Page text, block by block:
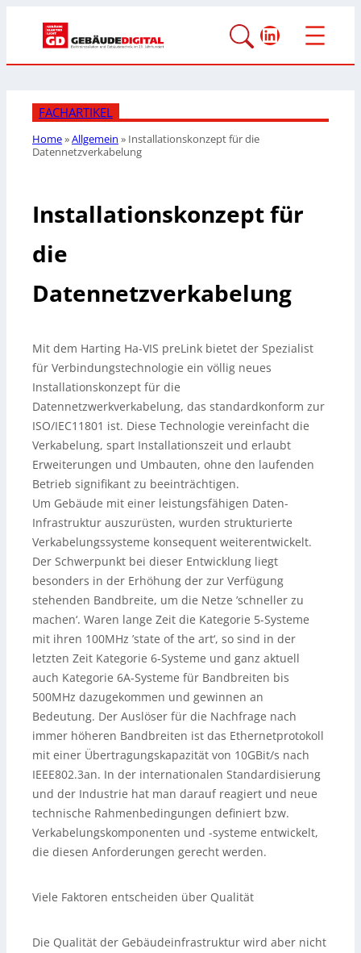
LinkedIn
FACHARTIKEL
Home»Allgemein » Installationskonzept für die
Datennetzverkabelung
Installationskonzept für
die
Datennetzverkabelung
Mit dem Harting Ha-VIS preLink bietet der Spezialist
für Verbindungstechnologie ein völlig neues
Installationskonzept für die
Datennetzwerkverkabelung, das standardkonform zur
ISO/IEC11801 ist. Diese Technologie vereinfacht die
Verkabelung, spart Installationszeit und erlaubt
Erweiterungen und Umbauten, ohne den laufenden
Betrieb signifikant zu beeinträchtigen.
Um Gebäude mit einer leistungsfähigen Daten-
Infrastruktur auszurüsten, wurden strukturierte
Verkabelungssysteme konsequent weiterentwickelt.
Der Schwerpunkt bei dieser Entwicklung liegt
besonders in der Erhöhung der zur Verfügung
stehenden Bandbreite, um die Netze ’schneller zu
machen‘. Waren lange Zeit die Kategorie 5-Systeme
mit ihren 100MHz ’state of the art‘, so sind in der
letzten Zeit Kategorie 6-Systeme und ganz aktuell
auch Kategorie 6A-Systeme für Bandbreiten bis
500MHz dazugekommen und gewinnen an
Bedeutung. Der Auslöser für die Nachfrage nach
immer höheren Bandbreiten ist das Ethernetprotokoll
mit einer Übertragungskapazität von 10GBit/s nach
IEEE802.3an. In der internationalen Standardisierung
und der Industrie hat man darauf reagiert und neue
technische Rahmenbedingungen definiert bzw.
Verkabelungskomponenten und -systeme entwickelt,
die diesen Anforderungen gerecht werden.
Viele Faktoren entscheiden über Qualität
Die Qualität der Gebäudeinfrastruktur wird aber nicht